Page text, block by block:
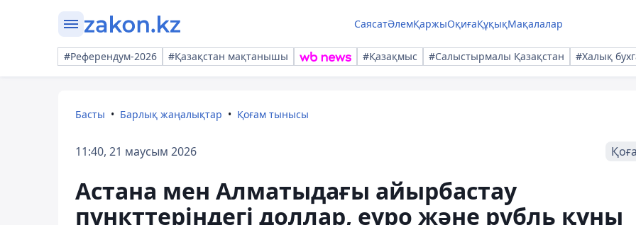
СаясатӘлемҚаржыОқиғаҚұқықМақалалар
#Референдум-2026 #Қазақстан мақтанышы #Қазақмыс #Салыстырмалы Қазақстан #Халық
Басты Барлық жаңалықтар Қоғам тынысы
11:40, 21 маусым 2026
Астана мен Алматыдағы айырбастау
пункттеріндегі доллар, еуро және рубль құны